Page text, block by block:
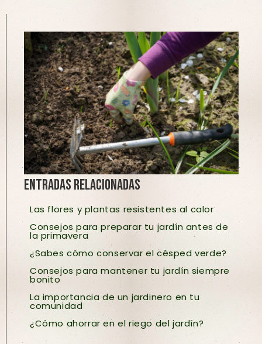
Entradas relacionadas
Las flores y plantas resistentes al calor
Consejos para preparar tu jardín antes de
la primavera
¿Sabes cómo conservar el césped verde?
Consejos para mantener tu jardín siempre
bonito
La importancia de un jardinero en tu
comunidad
¿Cómo ahorrar en el riego del jardín?